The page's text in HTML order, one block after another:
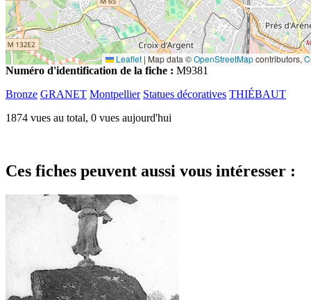
Leaflet | Map data ©OpenStreetMapcontributors,
Numéro d'identification de la fiche : M9381
Bronze GRANET Montpellier Statues décoratives THIÉBAUT
1874 vues au total, 0 vues aujourd'hui
Ces fiches peuvent aussi vous intéresser :